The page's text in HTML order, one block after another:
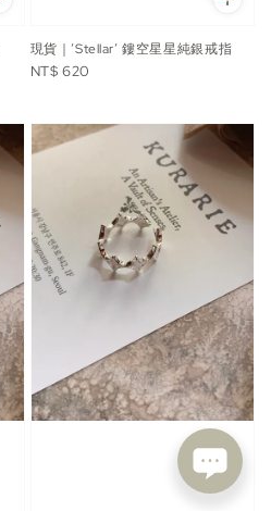
現貨｜’Stellar’ 鏤空星星純銀戒指
Regular
NT$ 620